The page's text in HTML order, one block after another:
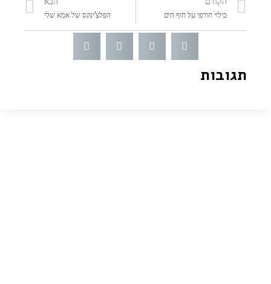
בילוי חורפי על חוף הים הפלצ’ינקס של אמא שלי
תגובות